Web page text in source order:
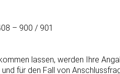
– 900 / 901
lassen, werden Ihre
für den Fall von